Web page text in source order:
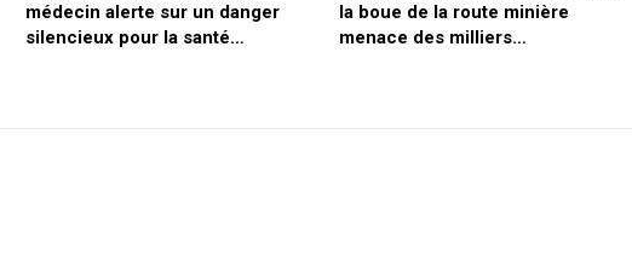
médecin alerte sur un danger
silencieux pour la santé…
la boue de la route minière
menace des milliers…